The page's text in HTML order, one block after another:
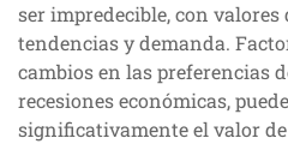
ser impredecible, con
tendencias y demanda.
cambios en las preferencias
recesiones económicas,
significativamente el valor